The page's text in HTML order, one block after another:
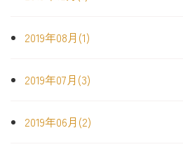
2019年08月(1)
2019年07月(3)
2019年06月(2)